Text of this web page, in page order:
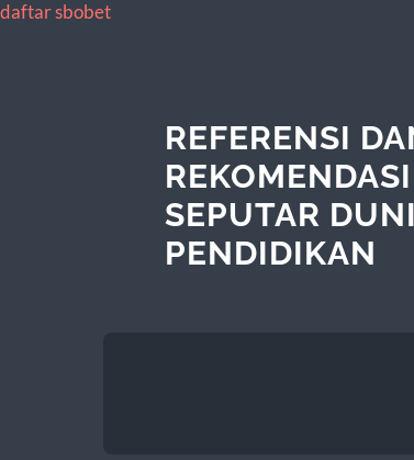
daftar sbobet
REFERENSI
REKOMENDASI
SEPUTAR
PENDIDIKAN